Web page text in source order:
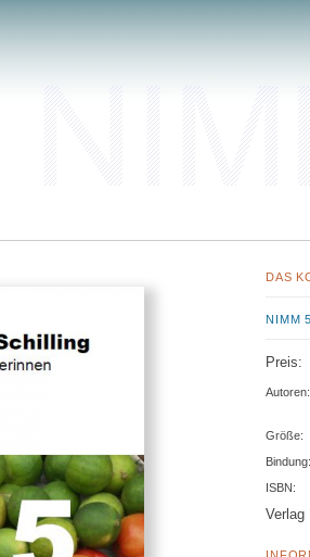
DAS
NIMM 5
Preis:
Autoren:
Größe:
Bindung:
ISBN:
Verlag